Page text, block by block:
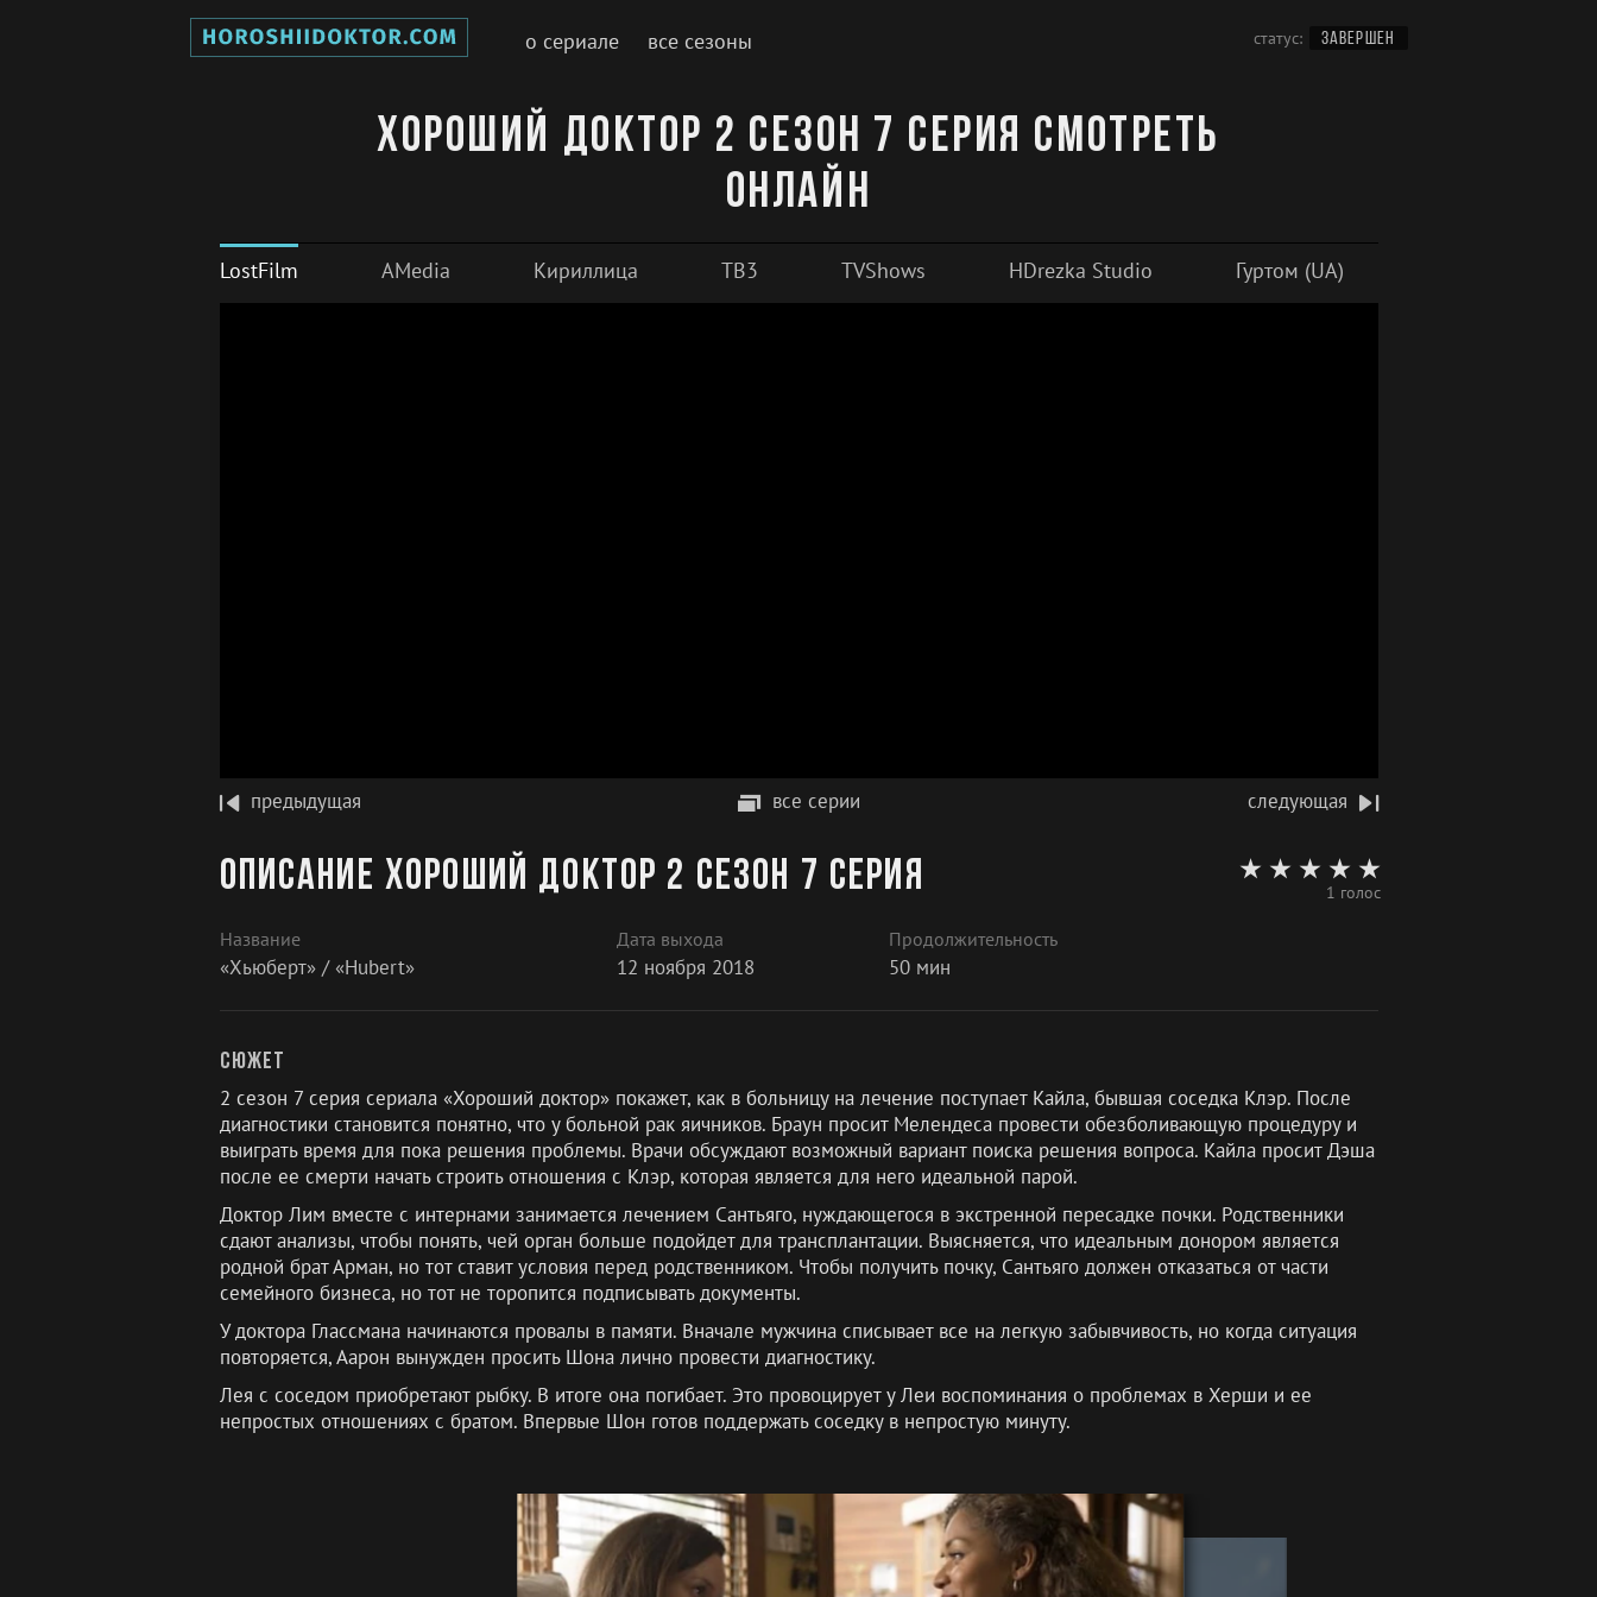
о сериале все сезоны статус: ЗАВЕРШЕН
Хороший доктор 2 сезон 7 серия смотреть
онлайн
LostFilm AMedia Кириллица ТВ3 TVShows HDrezka Studio Гуртом (UA)
предыдущая все серии следующая
1 голос
Описание Хороший доктор 2 сезон 7 серия
Название
«Хьюберт» / «Hubert»
Дата выхода
12 ноября 2018
Продолжительность
50 мин
Сюжет
2 сезон 7 серия сериала «Хороший доктор» покажет, как в больницу на лечение поступает Кайла, бывшая соседка Клэр. После
диагностики становится понятно, что у больной рак яичников. Браун просит Мелендеса провести обезболивающую процедуру и
выиграть время для пока решения проблемы. Врачи обсуждают возможный вариант поиска решения вопроса. Кайла просит Дэша
после ее смерти начать строить отношения с Клэр, которая является для него идеальной парой.
Доктор Лим вместе с интернами занимается лечением Сантьяго, нуждающегося в экстренной пересадке почки. Родственники
сдают анализы, чтобы понять, чей орган больше подойдет для трансплантации. Выясняется, что идеальным донором является
родной брат Арман, но тот ставит условия перед родственником. Чтобы получить почку, Сантьяго должен отказаться от части
семейного бизнеса, но тот не торопится подписывать документы.
У доктора Глассмана начинаются провалы в памяти. Вначале мужчина списывает все на легкую забывчивость, но когда ситуация
повторяется, Аарон вынужден просить Шона лично провести диагностику.
Лея с соседом приобретают рыбку. В итоге она погибает. Это провоцирует у Леи воспоминания о проблемах в Херши и ее
непростых отношениях с братом. Впервые Шон готов поддержать соседку в непростую минуту.